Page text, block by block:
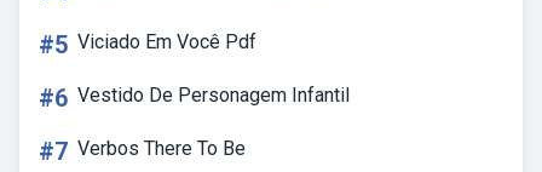
#5 Viciado Em Você Pdf
#6 Vestido De Personagem Infantil
#7 Verbos There To Be